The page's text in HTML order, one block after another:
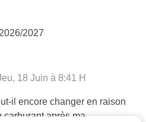
2027
18 Juin à 8:41 H
il encore changer en raison
carburant après ma